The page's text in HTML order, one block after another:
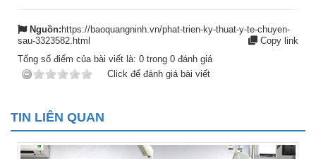
Nguồn: https://baoquangninh.vn/phat-trien-ky-thuat-y-te-chuyen-
sau-3323582.html
Copy link
Tổng số điểm của bài viết là: 0 trong 0 đánh giá
Click để đánh giá bài viết
TIN LIÊN QUAN